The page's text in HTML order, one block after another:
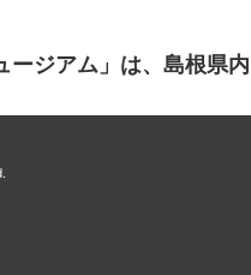
ージアム」は、島根県